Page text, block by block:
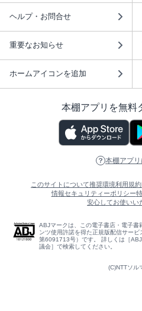
ヘルプ・お問合せ
重要なお知らせ
ホームアイコンを追加
本棚アプリを無料
本棚アプ
このサイトについて推奨環境利用規約
情報セキュリティーポリシー
安心してお使いい
ABJマークは、この電子書店・電子書
ンツ使用許諾を得た正規版配信サー
第6091713号）です。 詳しくは［
議会］で検索してください。
(C)NTTソル